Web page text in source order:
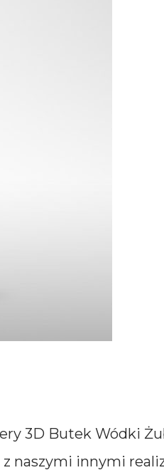
3D Butek Wódki
naszymi innymi